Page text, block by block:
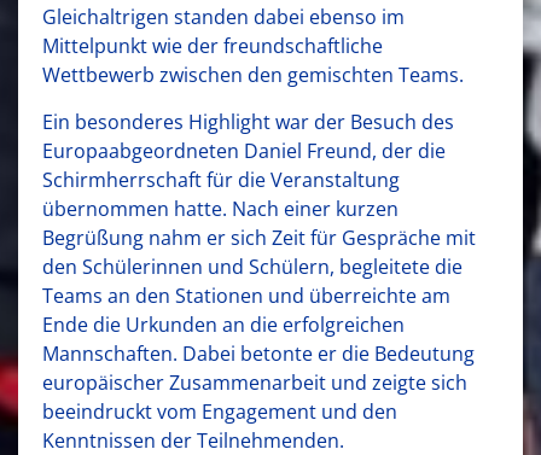
Gleichaltrigen standen dabei ebenso im
Mittelpunkt wie der freundschaftliche
Wettbewerb zwischen den gemischten Teams.
Ein besonderes Highlight war der Besuch des
Europaabgeordneten Daniel Freund, der die
Schirmherrschaft für die Veranstaltung
übernommen hatte. Nach einer kurzen
Begrüßung nahm er sich Zeit für Gespräche mit
den Schülerinnen und Schülern, begleitete die
Teams an den Stationen und überreichte am
Ende die Urkunden an die erfolgreichen
Mannschaften. Dabei betonte er die Bedeutung
europäischer Zusammenarbeit und zeigte sich
beeindruckt vom Engagement und den
Kenntnissen der Teilnehmenden.